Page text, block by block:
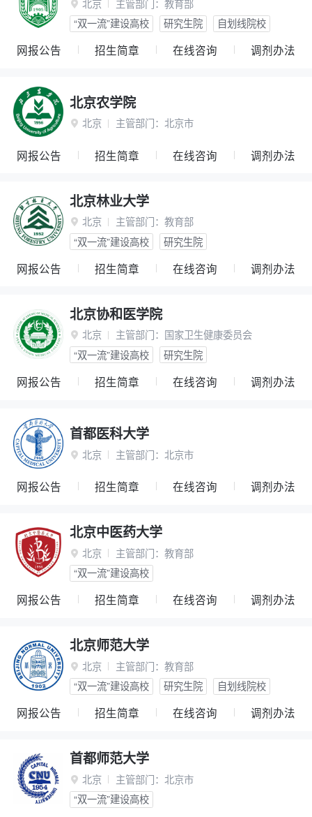
 北京 主管部门： 教育部
“双一流”建设高校
研究生院 自划线院校
网报公告 招生简章 在线咨询 调剂办法
北京农学院
 北京 主管部门： 北京市
网报公告 招生简章 在线咨询 调剂办法
北京林业大学
 北京 主管部门： 教育部
“双一流”建设高校
研究生院
网报公告 招生简章 在线咨询 调剂办法
北京协和医学院
 北京 主管部门： 国家卫生健康委员会
“双一流”建设高校
研究生院
网报公告 招生简章 在线咨询 调剂办法
首都医科大学
 北京 主管部门： 北京市
网报公告 招生简章 在线咨询 调剂办法
北京中医药大学
 北京 主管部门： 教育部
“双一流”建设高校
网报公告 招生简章 在线咨询 调剂办法
北京师范大学
 北京 主管部门： 教育部
“双一流”建设高校
研究生院 自划线院校
网报公告 招生简章 在线咨询 调剂办法
首都师范大学
 北京 主管部门： 北京市
“双一流”建设高校